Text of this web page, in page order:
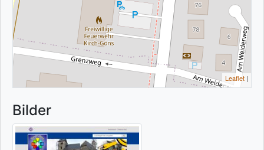
Leaflet |
Bilder